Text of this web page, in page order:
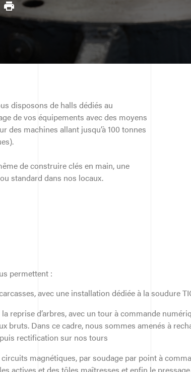
Imprimer
disposons de halls dédiés au
de vos équipements avec des moyens
des machines allant jusqu’à 100 tonnes
de construire clés en main, une
standard dans nos locaux.
permettent :
avec une installation dédiée à la soudure
reprise d’arbres, avec un tour à commande
bruts. Dans ce cadre, nous sommes amenés à
rectification sur nos tours
magnétiques, par soudage par point à
actives et des tôles maîtresses et enfin le